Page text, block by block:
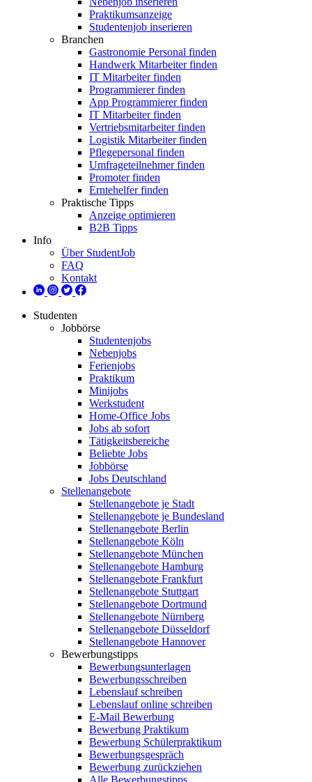
Praktikumsanzeige
Studentenjob inserieren
Branchen
Gastronomie Personal finden
Handwerk Mitarbeiter finden
IT Mitarbeiter finden
Programmierer finden
App Programmierer finden
IT Mitarbeiter finden
Vertriebsmitarbeiter finden
Logistik Mitarbeiter finden
Pflegepersonal finden
Umfrageteilnehmer finden
Promoter finden
Erntehelfer finden
Praktische Tipps
Anzeige optimieren
B2B Tipps
Info
Über StudentJob
FAQ
Kontakt
Studenten
Jobbörse
Studentenjobs
Nebenjobs
Ferienjobs
Praktikum
Minijobs
Werkstudent
Home-Office Jobs
Jobs ab sofort
Tätigkeitsbereiche
Beliebte Jobs
Jobbörse
Jobs Deutschland
Stellenangebote
Stellenangebote je Stadt
Stellenangebote je Bundesland
Stellenangebote Berlin
Stellenangebote Köln
Stellenangebote München
Stellenangebote Hamburg
Stellenangebote Frankfurt
Stellenangebote Stuttgart
Stellenangebote Dortmund
Stellenangebote Nürnberg
Stellenangebote Düsseldorf
Stellenangebote Hannover
Bewerbungstipps
Bewerbungsunterlagen
Bewerbungsschreiben
Lebenslauf schreiben
Lebenslauf online schreiben
E-Mail Bewerbung
Bewerbung Praktikum
Bewerbung Schülerpraktikum
Bewerbungsgespräch
Bewerbung zurückziehen
Alle Bewerbungstipps